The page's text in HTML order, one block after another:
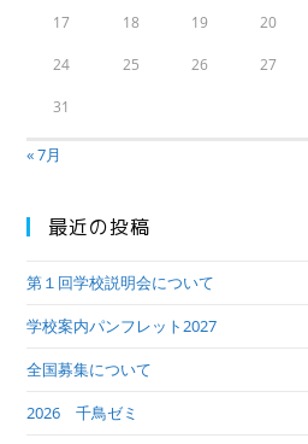
17 18 19 20
24 25 26 27
31
« 7月
最近の投稿
第１回学校説明会について
学校案内パンフレット2027
全国募集について
2026 千鳥ゼミ